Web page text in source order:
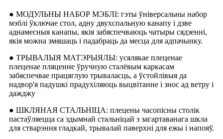
● МОДУЛЬНЫ НАБОР МЭБЛІ: гэты ўніверсальны набор
мэблі ўключае стол, адну двухспальную канапу і дзве
аднамесныя канапы, якія забяспечваюць чатыры сядзенні,
якія можна змяшаць і падабраць да месца для адпачынку.
● ТРЫВАЛЫЯ МАТЭРЫЯЛЫ: усялякае плеценае
плеценае пляценне ўручную сталёвым каркасам
забяспечвае працяглую трываласць, а ўстойлівыя да
надвор'я падушкі прадухіляюць выцвітанне і знос ад ветру і
дажджу
● ШКЛЯНАЯ СТАЛЬНІЦА: плецены часопісны столік
пастаўляецца са здымнай стальніцай з загартаванага шкла
для стварэння гладкай, трывалай паверхні для ежы і напояў.